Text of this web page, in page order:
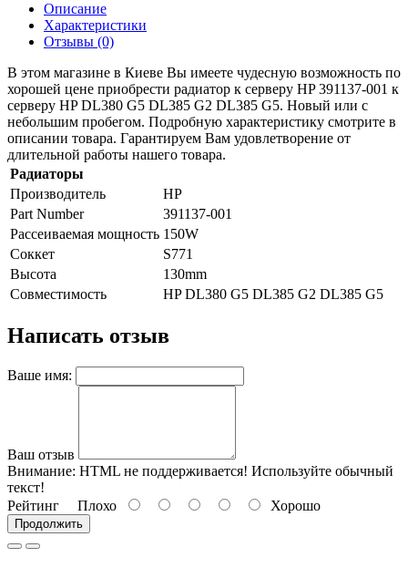
Описание
Характеристики
Отзывы (0)
В этом магазине в Киеве Вы имеете чудесную возможность по
хорошей цене приобрести радиатор к серверу HP 391137-001 к
серверу HP DL380 G5 DL385 G2 DL385 G5. Новый или с
небольшим пробегом. Подробную характеристику смотрите в
описании товара. Гарантируем Вам удовлетворение от
длительной работы нашего товара.
Радиаторы
Производитель
HP
Part Number
391137-001
Рассеиваемая мощность 150W
Соккет
S771
Высота
130mm
Совместимость
HP DL380 G5 DL385 G2 DL385 G5
Написать отзыв
Ваше имя:
Ваш отзыв
Внимание: HTML не поддерживается! Используйте обычный
текст!
Рейтинг Плохо Хорошо
Продолжить